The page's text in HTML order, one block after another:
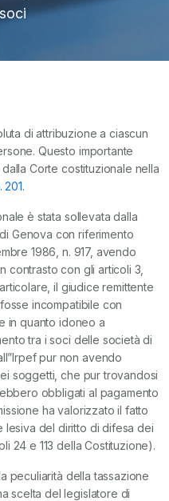
di attribuzione a ciascun
Questo importante
Corte costituzionale nella
201.
è stata sollevata dalla
Genova con riferimento
1986, n. 917, avendo
contrasto con gli articoli 3,
il giudice remittente
incompatibile con
in quanto idoneo a
tra i soci delle società di
pur non avendo
soggetti, che pur trovandosi
obbligati al pagamento
ha valorizzato il fatto
lesiva del diritto di difesa dei
24 e 113 della Costituzione).
peculiarità della tassazione
scelta del legislatore di